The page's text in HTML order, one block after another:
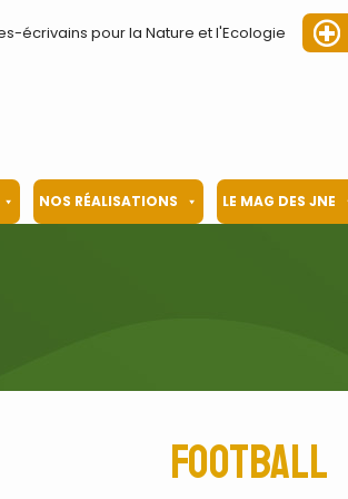
écrivains pour la Nature et l'Ecologie
NOS RÉALISATIONS LE MAG DES JNE
football